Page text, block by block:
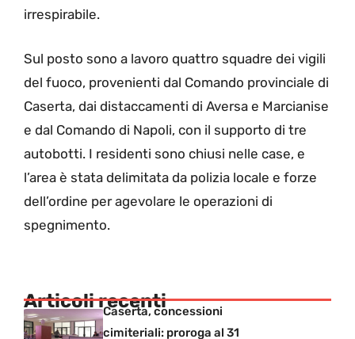
irrespirabile.
Sul posto sono a lavoro quattro squadre dei vigili
del fuoco, provenienti dal Comando provinciale di
Caserta, dai distaccamenti di Aversa e Marcianise
e dal Comando di Napoli, con il supporto di tre
autobotti. I residenti sono chiusi nelle case, e
l’area è stata delimitata da polizia locale e forze
dell’ordine per agevolare le operazioni di
spegnimento.
Articoli recenti
Caserta, concessioni
cimiteriali: proroga al 31